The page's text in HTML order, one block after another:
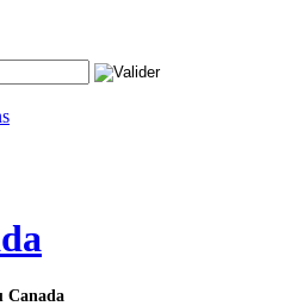
Canada